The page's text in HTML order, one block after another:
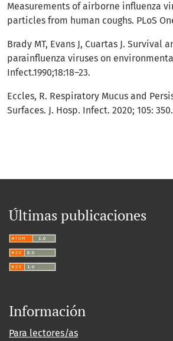
Measurements of airborne influenza
particles from human coughs. PLoS
Brady MT, Evans J, Cuartas J. Survival
parainfluenza viruses on
Infect.1990;18:18–23.
Eccles, R. Respiratory Mucus and
Surfaces. J. Hosp. Infect. 2020; 105: 350.
Últimas publicaciones
Información
Para lectores/as